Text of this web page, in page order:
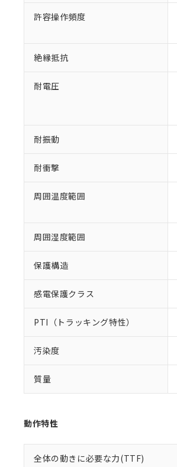
許容操作頻度
絶縁抵抗
耐電圧
耐振動
耐衝撃
周囲温度範囲
周囲湿度範囲
保護構造
感電保護クラス
PTI（トラッキング特性）
汚染度
質量
動作特性
全体の動きに必要な力(TTF)